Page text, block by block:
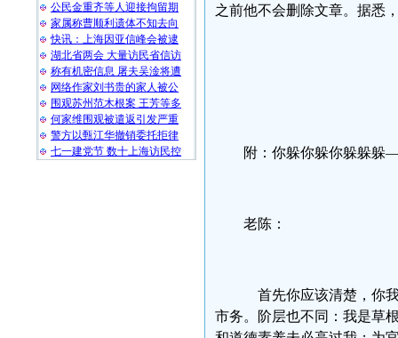
公民金重齐等人迎接拘留期
家属称曹顺利遗体不知去向
快讯：上海因亚信峰会被逮
湖北省两会 大量访民省信访
称有机密信息 屠夫吴淦将遭
网络作家刘书贵的家人被公
围观苏州范木根案 王芳等多
何家维围观被遣返引发严重
警方以甄江华撤销委托拒律
七一建党节 数十上海访民控
之前他不会删除文章。据悉
附：你躲你躲你躲躲躲
老陈：
首先你应该清楚，你
市务。阶层也不同：我是草